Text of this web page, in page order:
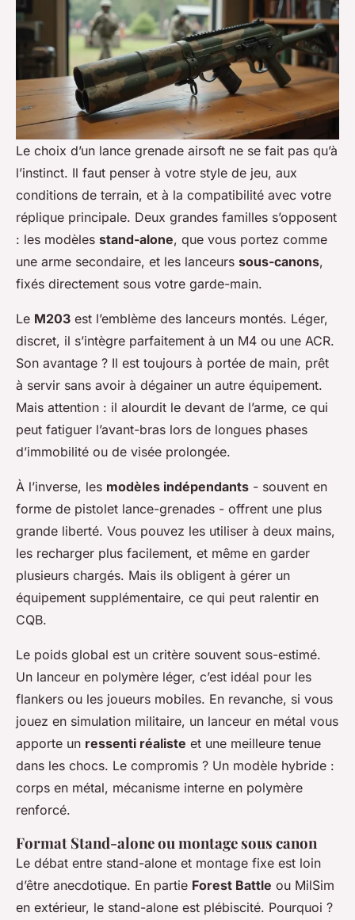
Le choix d’un lance grenade airsoft ne se fait pas qu’à
l’instinct. Il faut penser à votre style de jeu, aux
conditions de terrain, et à la compatibilité avec votre
réplique principale. Deux grandes familles s’opposent
: les modèles stand-alone, que vous portez comme
une arme secondaire, et les lanceurs sous-canons,
fixés directement sous votre garde-main.
Le M203 est l’emblème des lanceurs montés. Léger,
discret, il s’intègre parfaitement à un M4 ou une ACR.
Son avantage ? Il est toujours à portée de main, prêt
à servir sans avoir à dégainer un autre équipement.
Mais attention : il alourdit le devant de l’arme, ce qui
peut fatiguer l’avant-bras lors de longues phases
d’immobilité ou de visée prolongée.
À l’inverse, les modèles indépendants - souvent en
forme de pistolet lance-grenades - offrent une plus
grande liberté. Vous pouvez les utiliser à deux mains,
les recharger plus facilement, et même en garder
plusieurs chargés. Mais ils obligent à gérer un
équipement supplémentaire, ce qui peut ralentir en
CQB.
Le poids global est un critère souvent sous-estimé.
Un lanceur en polymère léger, c’est idéal pour les
flankers ou les joueurs mobiles. En revanche, si vous
jouez en simulation militaire, un lanceur en métal vous
apporte un ressenti réaliste et une meilleure tenue
dans les chocs. Le compromis ? Un modèle hybride :
corps en métal, mécanisme interne en polymère
renforcé.
Format Stand-alone ou montage sous canon
Le débat entre stand-alone et montage fixe est loin
d’être anecdotique. En partie Forest Battle ou MilSim
en extérieur, le stand-alone est plébiscité. Pourquoi ?